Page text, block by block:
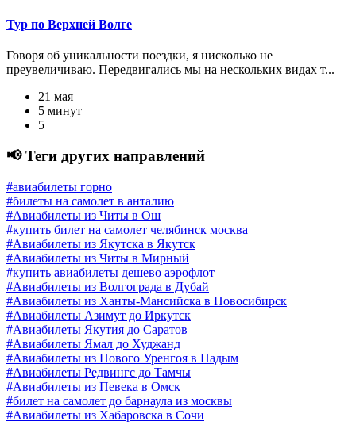
Тур по Верхней Волге
Говоря об уникальности поездки, я нисколько не
преувеличиваю. Передвигались мы на нескольких видах т...
21 мая
5 минут
5
📢 Теги других направлений
#авиабилеты горно
#билеты на самолет в анталию
#Авиабилеты из Читы в Ош
#купить билет на самолет челябинск москва
#Авиабилеты из Якутска в Якутск
#Авиабилеты из Читы в Мирный
#купить авиабилеты дешево аэрофлот
#Авиабилеты из Волгограда в Дубай
#Авиабилеты из Ханты-Мансийска в Новосибирск
#Авиабилеты Азимут до Иркутск
#Авиабилеты Якутия до Саратов
#Авиабилеты Ямал до Худжанд
#Авиабилеты из Нового Уренгоя в Надым
#Авиабилеты Редвингс до Тамчы
#Авиабилеты из Певека в Омск
#билет на самолет до барнаула из москвы
#Авиабилеты из Хабаровска в Сочи